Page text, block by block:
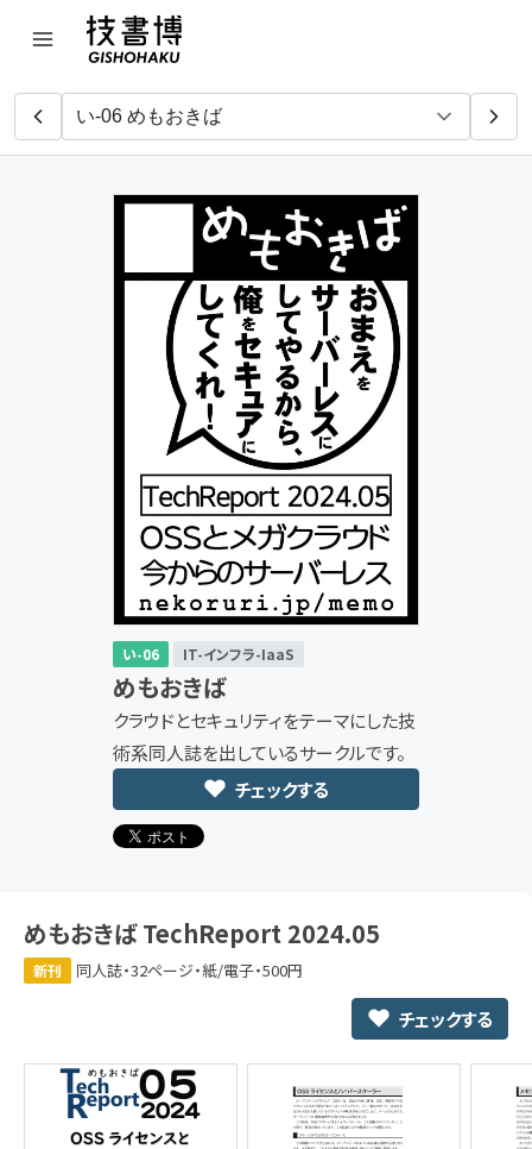
CloudNative Days 技
い-06 IT-インフラ-IaaS
めもおきば
クラウドとセキュリティをテーマにした技
術系同人誌を出しているサークルです。
チェックする
めもおきば TechReport 2024.05
新刊 同人誌・32ページ・紙/電子・500円
チェックする